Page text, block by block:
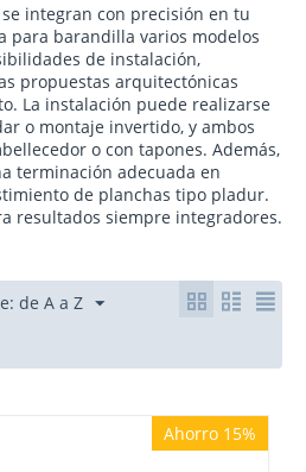
integran con precisión en tu
para barandilla varios modelos
de instalación,
propuestas arquitectónicas
La instalación puede realizarse
o montaje invertido, y ambos
o con tapones. Además,
terminación adecuada en
de planchas tipo pladur.
resultados siempre integradores.
de A a Z
Ahorro 15%